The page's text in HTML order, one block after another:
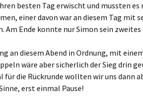
besten Tag erwischt und mussten es
einer davon war an diesem Tag mit
Am Ende konnte nur Simon sein
an diesem Abend in Ordnung, mit
wäre aber sicherlich der Sieg drin
die Rückrunde wollten wir uns dann
erst einmal Pause!